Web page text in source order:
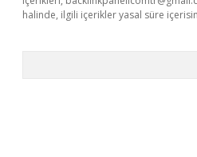
halinde, ilgili içerikler yasal süre